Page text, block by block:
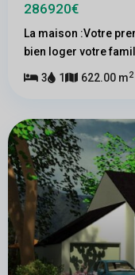
286920€
La maison :Votre
bien loger votre
3 1 622.00 m2